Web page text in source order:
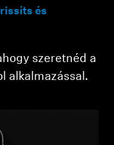
és
szeretnéd a
alkalmazással.